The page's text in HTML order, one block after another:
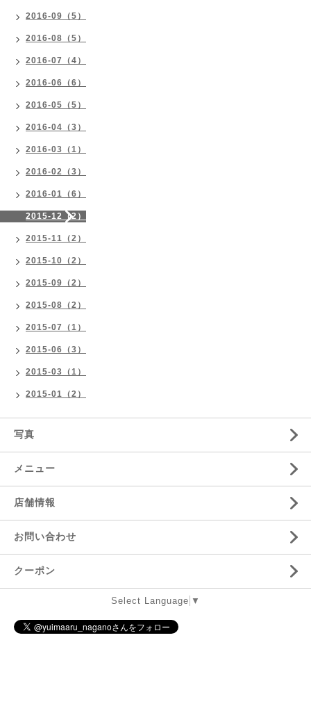
2016-09（5）
2016-08（5）
2016-07（4）
2016-06（6）
2016-05（5）
2016-04（3）
2016-03（1）
2016-02（3）
2016-01（6）
2015-12（2）
2015-11（2）
2015-10（2）
2015-09（2）
2015-08（2）
2015-07（1）
2015-06（3）
2015-03（1）
2015-01（2）
写真
メニュー
店舗情報
お問い合わせ
クーポン
Select Language ▼